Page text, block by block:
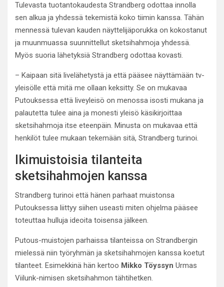
Tulevasta tuotantokaudesta Strandberg odottaa innolla
sen alkua ja yhdessä tekemistä koko tiimin kanssa. Tähän
mennessä tulevan kauden näyttelijäporukka on kokostanut
ja muunmuassa suunnittellut sketsihahmoja yhdessä.
Myös suoria lähetyksiä Strandberg odottaa kovasti.
– Kaipaan sitä livelähetystä ja että pääsee näyttämään tv-
yleisölle että mitä me ollaan keksitty. Se on mukavaa
Putouksessa että liveyleisö on menossa isosti mukana ja
palautetta tulee aina ja monesti yleisö käsikirjoittaa
sketsihahmoja itse eteenpäin. Minusta on mukavaa että
henkilöt tulee mukaan tekemään sitä, Strandberg turinoi.
Ikimuistoisia tilanteita
sketsihahmojen kanssa
Strandberg turinoi että hänen parhaat muistonsa
Putouksessa liittyy siihen useasti miten ohjelma pääsee
toteuttaa hulluja ideoita toisensa jälkeen.
Putous-muistojen parhaissa tilanteissa on Strandbergin
mielessä niin työryhmän ja sketsihahmojen kanssa koetut
tilanteet. Esimekkinä hän kertoo Mikko Töyssyn Urmas
Viilunk-nimisen sketsihahmon tähtihetken.